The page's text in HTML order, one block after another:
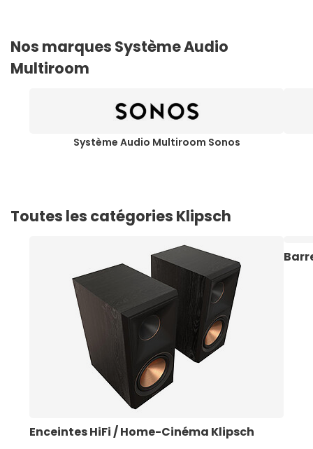
Nos marques Système Audio
Multiroom
Système Audio Multiroom Sonos
Toutes les catégories Klipsch
Enceintes HiFi / Home-Cinéma Klipsch